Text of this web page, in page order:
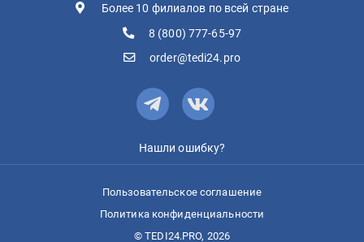
Более 10 филиалов по всей стране
8 (800) 777-65-97
order@tedi24.pro
Нашли ошибку?
Пользовательское соглашение
Политика конфиденциальности
© TEDI24.PRO, 2026